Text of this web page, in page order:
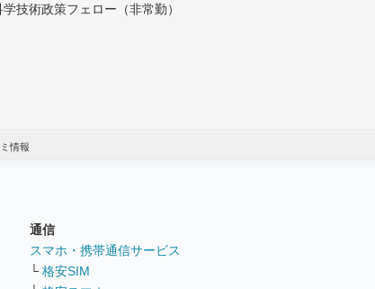
技術政策フェロー（非常勤）
情報
通信
スマホ・携帯通信サービス
└ 格安SIM